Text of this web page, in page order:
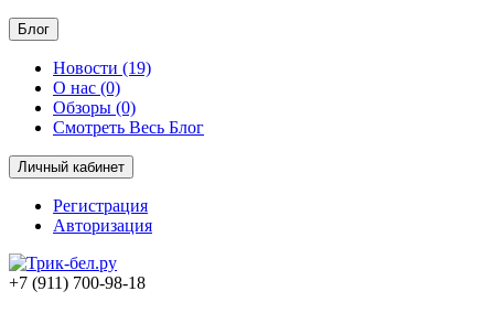
Блог
Новости (19)
О нас (0)
Обзоры (0)
Смотреть Весь Блог
Личный кабинет
Регистрация
Авторизация
+7 (911) 700-98-18